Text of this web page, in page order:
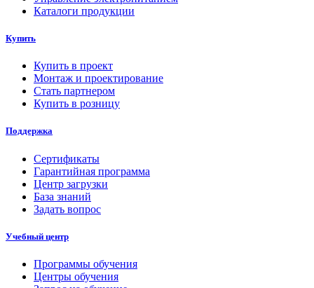
Каталоги продукции
Купить
Купить в проект
Монтаж и проектирование
Стать партнером
Купить в розницу
Поддержка
Сертификаты
Гарантийная программа
Центр загрузки
База знаний
Задать вопрос
Учебный центр
Программы обучения
Центры обучения